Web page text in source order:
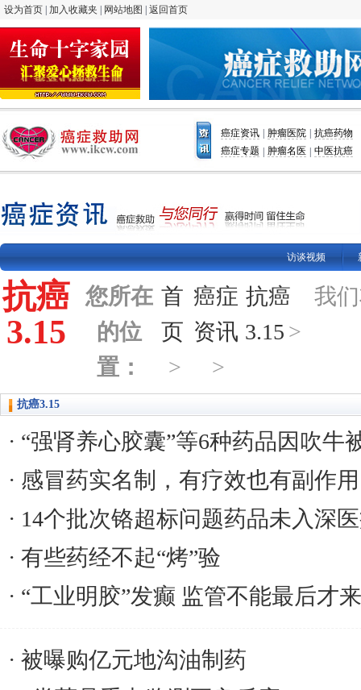
设为首页 加入收藏夹 网站地图 返回首页
癌症资讯 肿瘤医院
抗癌药物
癌症专题 | 肿瘤名医 | 中医抗癌
访谈视频
抗癌
3.15
您所在
的位
置：
首
页
癌症
资讯
抗癌
3.15
我
抗癌3.15
“强肾养心胶囊”等6种药品因吹牛
感冒药实名制，有疗效也有副作用
14个批次铬超标问题药品未入深
有些药经不起“烤”验
“工业明胶”发癫 监管不能最后才来
被曝购亿元地沟油制药